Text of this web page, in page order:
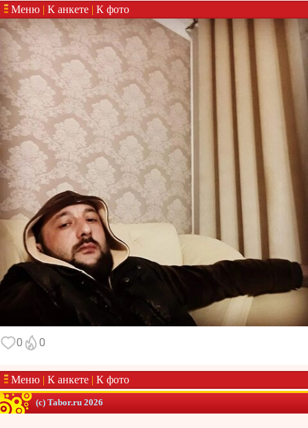
Меню | К анкете | К фото
0 0
Меню | К анкете | К фото
(c) Tabor.ru 2026